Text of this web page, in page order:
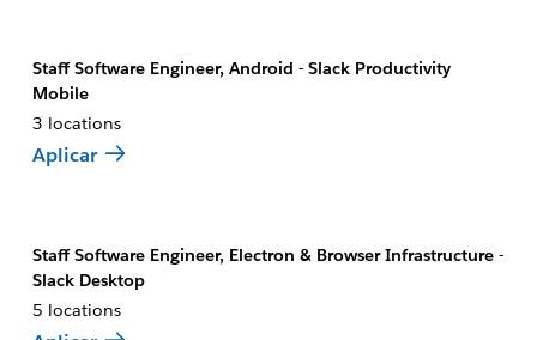
Staff Software Engineer, Android - Slack Productivity
Mobile
3 locations
Aplicar
Staff Software Engineer, Electron & Browser Infrastructure -
Slack Desktop
5 locations